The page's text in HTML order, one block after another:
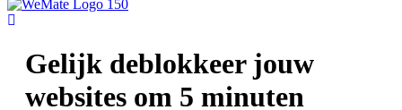
Gelijk deblokkeer jouw
websites om 5 minuten